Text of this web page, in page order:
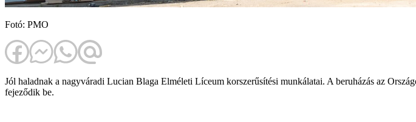
Fotó: PMO
Jól haladnak a nagyváradi Lucian Blaga Elméleti Líceum korszerűsítési munkálatai. A beruházás az
fejeződik be.